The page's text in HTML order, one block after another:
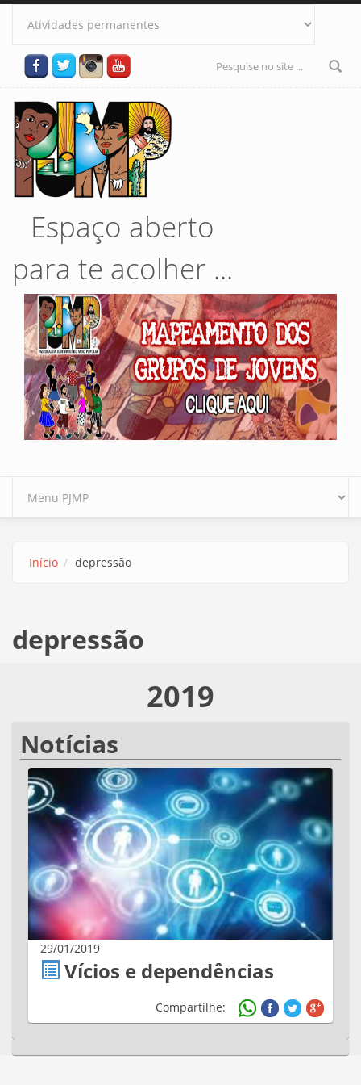
Pular para o conteúdo principal
Formulário
Espaço aberto
para te acolher ...
Início depressão
depressão
2019
Notícias
29/01/2019
Vícios e dependências
Compartilhe: